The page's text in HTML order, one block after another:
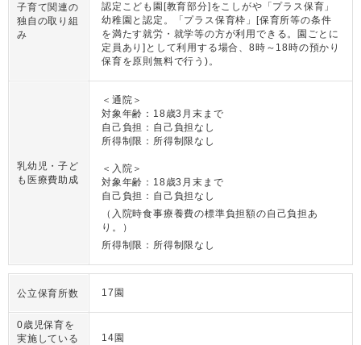
子育て関連の
独自の取り組
み
認定こども園[教育部分]をこしがや「プラス保育」
幼稚園と認定。「プラス保育枠」[保育所等の条件
を満たす就労・就学等の方が利用できる。園ごとに
定員あり]として利用する場合、8時～18時の預かり
保育を原則無料で行う)。
乳幼児・子ど
も医療費助成
＜通院＞
対象年齢：18歳3月末まで
自己負担：自己負担なし
所得制限：所得制限なし
＜入院＞
対象年齢：18歳3月末まで
自己負担：自己負担なし
（入院時食事療養費の標準負担額の自己負担あ
り。）
所得制限：所得制限なし
公立保育所数 17園
0歳児保育を
実施している
14園